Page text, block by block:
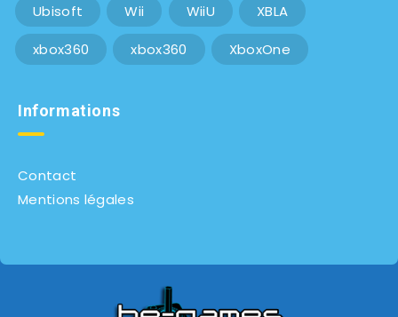
Ubisoft Wii WiiU XBLA
xbox360 xbox360 XboxOne
Informations
Contact
Mentions légales